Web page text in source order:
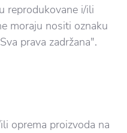
reprodukovane i/ili
moraju nositi oznaku
prava zadržana".
oprema proizvoda na